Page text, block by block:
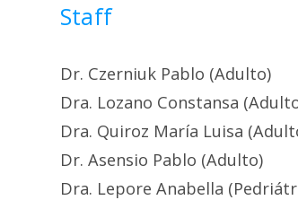
Staff
Dr. Czerniuk Pablo (Adulto)
Dra. Lozano Constansa
Dra. Quiroz María Luisa
Dr. Asensio Pablo (Adulto)
Dra. Lepore Anabella